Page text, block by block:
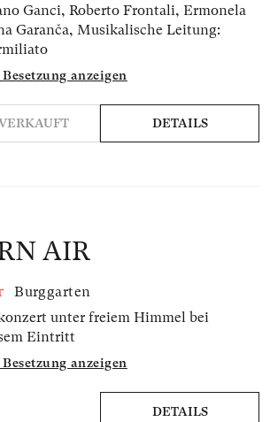
Ganci, Roberto Frontali, Ermonela
Garanča, Musikalische Leitung:
anzeigen
DETAILS
AIR
Burggarten
unter freiem Himmel bei
Eintritt
anzeigen
DETAILS